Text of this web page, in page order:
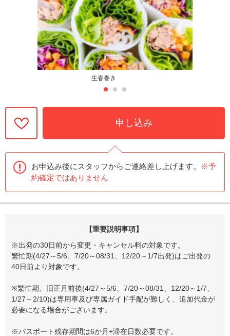
生春巻き
申し込み
お申込み後にスタッフからご連絡差し上げます。
※予
約確定ではありません
【重要説明事項】
※出発の30日前から変更・キャンセル料の対象です。
繁忙期(4/27～5/6、7/20～08/31、12/20～1/7出発)はご出発の
40日前より対象です。
※繁忙期、旧正月前後(4/27～5/6、7/20～08/31、12/20～1/7、
1/27～2/10)は専用車及び専属ガイド手配が難しく、追加代金が
必要になる場合がございます。
※パスポート残存期間は6か月+滞在日数必要です。